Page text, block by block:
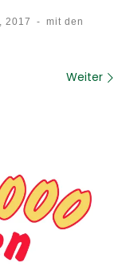
2017 -
mit den
Weiter